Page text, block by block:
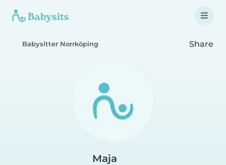
Babysitter Norrköping Share
Maja